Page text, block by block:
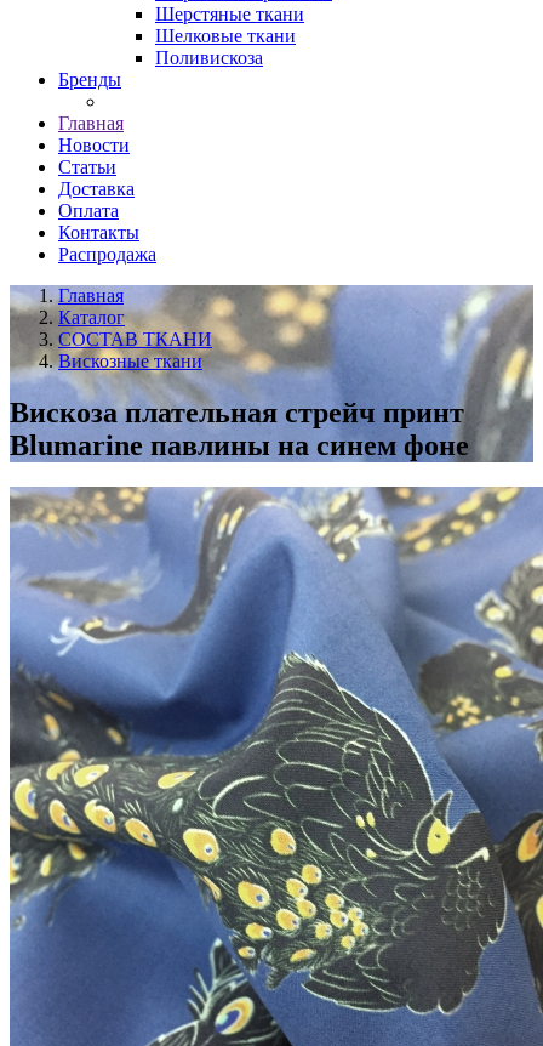
Шерстяные ткани
Шелковые ткани
Поливискоза
Бренды
Главная
Новости
Статьи
Доставка
Оплата
Контакты
Распродажа
Главная
Каталог
СОСТАВ ТКАНИ
Вискозные ткани
Вискоза плательная стрейч принт
Blumarine павлины на синем фоне